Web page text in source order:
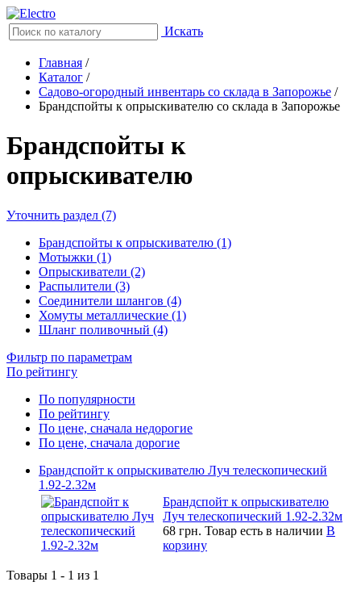
Искать
Главная /
Каталог /
Садово-огородный инвентарь со склада в Запорожье /
Брандспойты к опрыскивателю со склада в Запорожье
Брандспойты к
опрыскивателю
Уточнить раздел (7)
Брандспойты к опрыскивателю (1)
Мотыжки (1)
Опрыскиватели (2)
Распылители (3)
Соединители шлангов (4)
Хомуты металлические (1)
Шланг поливочный (4)
Фильтр по параметрам
По рейтингу
По популярности
По рейтингу
По цене, сначала недорогие
По цене, сначала дорогие
Брандспойт к опрыскивателю Луч телескопический
1.92-2.32м
Брандспойт к опрыскивателю
Луч телескопический 1.92-2.32м
68 грн. Товар есть в наличии В
корзину
Товары 1 - 1 из 1